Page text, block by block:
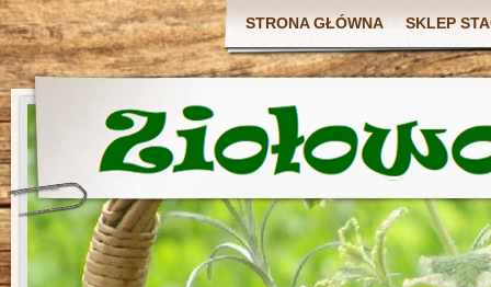
STRONA GŁÓWNA SKLEP